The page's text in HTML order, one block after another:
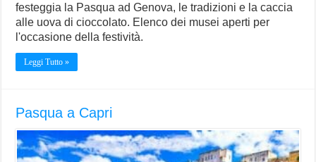
festeggia la Pasqua ad Genova, le tradizioni e la caccia
alle uova di cioccolato. Elenco dei musei aperti per
l'occasione della festività.
Leggi Tutto »
Pasqua a Capri